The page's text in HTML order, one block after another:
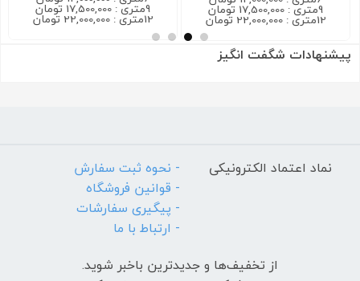
9متری : 17,500,000 تومان
12متری : 22,000,000 تومان
9متری : 17,500,000 تومان
12متری : 22,000,000 تومان
پیشنهادات شگفت انگیز
نماد اعتماد الکترونیکی
- نحوه ثبت سفارش
- قوانین فروشگاه
- پیگیری سفارشات
- ارتباط با ما
از تخفیف‌ها و جدیدترین‌ باخبر شوید.